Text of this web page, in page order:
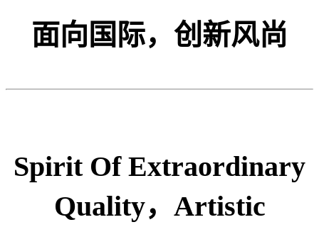
面向国际，创新风尚
Spirit Of Extraordinary
Quality，Artistic